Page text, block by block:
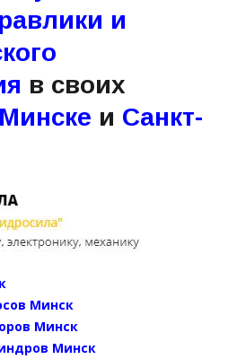
и
в своих
Минске и Санкт-
Минск
Минск
Минск